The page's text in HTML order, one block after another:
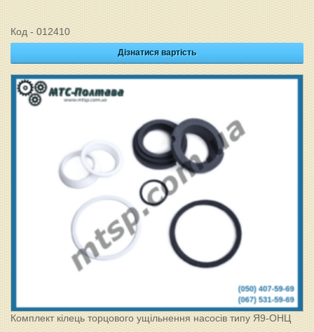
Код - 012410
Дізнатися вартість
Комплект кілець торцового ущільнення насосів типу Я9-ОНЦ